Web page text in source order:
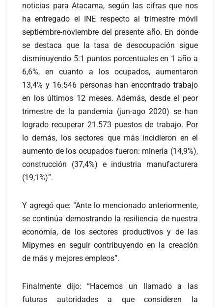
noticias para Atacama, según las cifras que nos
ha entregado el INE respecto al trimestre móvil
septiembre-noviembre del presente año. En donde
se destaca que la tasa de desocupación sigue
disminuyendo 5.1 puntos porcentuales en 1 año a
6,6%, en cuanto a los ocupados, aumentaron
13,4% y 16.546 personas han encontrado trabajo
en los últimos 12 meses. Además, desde el peor
trimestre de la pandemia (jun-ago 2020) se han
logrado recuperar 21.573 puestos de trabajo. Por
lo demás, los sectores que más incidieron en el
aumento de los ocupados fueron: minería (14,9%),
construcción (37,4%) e industria manufacturera
(19,1%)”.
Y agregó que: “Ante lo mencionado anteriormente,
se continúa demostrando la resiliencia de nuestra
economía, de los sectores productivos y de las
Mipymes en seguir contribuyendo en la creación
de más y mejores empleos”.
Finalmente dijo: “Hacemos un llamado a las
futuras autoridades a que consideren la